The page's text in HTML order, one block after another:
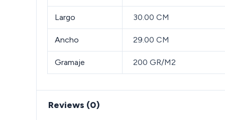
Largo 30.00 CM
Ancho 29.00 CM
Gramaje 200 GR/M2
Reviews (0)